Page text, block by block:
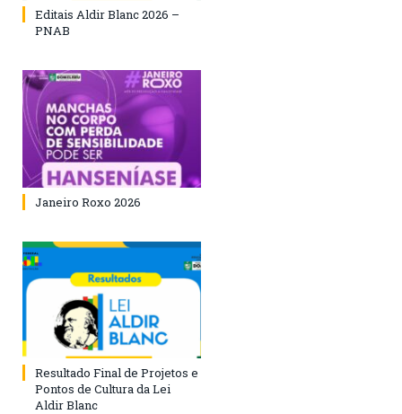
Editais Aldir Blanc 2026 –
PNAB
Janeiro Roxo 2026
Resultado Final de Projetos e
Pontos de Cultura da Lei
Aldir Blanc